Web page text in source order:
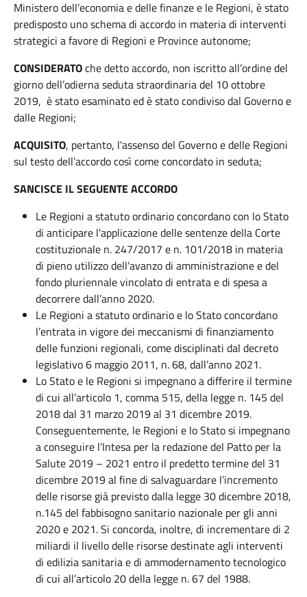
Ministero dell’economia e delle finanze e le Regioni, è stato
predisposto uno schema di accordo in materia di interventi
strategici a favore di Regioni e Province autonome;
CONSIDERATOche detto accordo, non iscritto all’ordine del
giorno dell’odierna seduta straordinaria del 10 ottobre
2019, è stato esaminato ed è stato condiviso dal Governo e
dalle Regioni;
ACQUISITO, pertanto, l'assenso del Governo e delle Regioni
sul testo dell’accordo così come concordato in seduta;
SANCISCE IL SEGUENTE ACCORDO
Le Regioni a statuto ordinario concordano con lo Stato
di anticipare l’applicazione delle sentenze della Corte
costituzionale n. 247/2017 e n. 101/2018 in materia
di pieno utilizzo dell’avanzo di amministrazione e del
fondo pluriennale vincolato di entrata e di spesa a
decorrere dall’anno 2020.
Le Regioni a statuto ordinario e lo Stato concordano
l’entrata in vigore dei meccanismi di finanziamento
delle funzioni regionali, come disciplinati dal decreto
legislativo 6 maggio 2011, n. 68, dall’anno 2021.
Lo Stato e le Regioni si impegnano a differire il termine
di cui all’articolo 1, comma 515, della legge n. 145 del
2018 dal 31 marzo 2019 al 31 dicembre 2019.
Conseguentemente, le Regioni e lo Stato si impegnano
a conseguire l’Intesa per la redazione del Patto per la
Salute 2019 – 2021 entro il predetto termine del 31
dicembre 2019 al fine di salvaguardare l’incremento
delle risorse già previsto dalla legge 30 dicembre 2018,
n.145 del fabbisogno sanitario nazionale per gli anni
2020 e 2021. Si concorda, inoltre, di incrementare di 2
miliardi il livello delle risorse destinate agli interventi
di edilizia sanitaria e di ammodernamento tecnologico
di cui all’articolo 20 della legge n. 67 del 1988.